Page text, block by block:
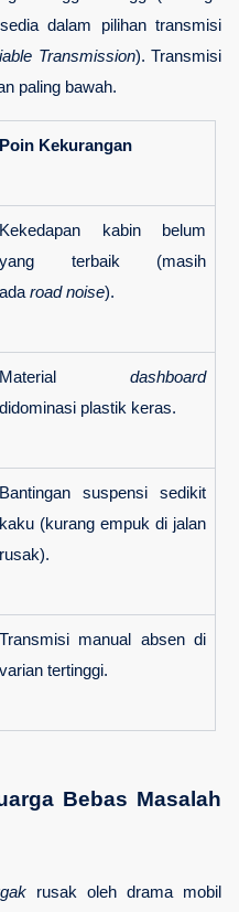
dalam pilihan transmisi
Transmission). Transmisi
paling bawah.
Poin Kekurangan
Kekedapan kabin belum
yang terbaik (masih
ada road noise).
Material dashboard
didominasi plastik keras.
Bantingan suspensi sedikit
kaku (kurang empuk di jalan
rusak).
Transmisi manual absen di
varian tertinggi.
Bebas Masalah
rusak oleh drama mobil